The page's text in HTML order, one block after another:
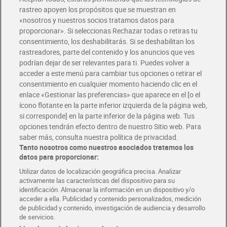
Glovo y Uber Eats
Solicita tu factura de Glovo o Uber Eats
Únete al CLUB Dia
Disfruta las ventajas y ofertas exclusivas.
Descárgate la APP Dia
Folletos y Tiendas
Descubre las mejores ofertas y busca tu tienda más cercana
Tarjeta MaX Dia
Te devuelve hasta 8€/mes de tus compras.
¡Solicita tu tarjeta de crédito aquí!
COMER MEJOR CADA DIA
COLABORA CON DIA ABRE TU TIENDA DIA CORPORATE
rastreo apoyen los propósitos que se muestran en
«nosotros y nuestros socios tratamos datos para
proporcionar». Si seleccionas Rechazar todas o retiras tu
consentimiento, los deshabilitarás. Si se deshabilitan los
rastreadores, parte del contenido y los anuncios que ves
podrían dejar de ser relevantes para ti. Puedes volver a
acceder a este menú para cambiar tus opciones o retirar el
consentimiento en cualquier momento haciendo clic en el
enlace «Gestionar las preferencias» que aparece en el [o el
ícono flotante en la parte inferior izquierda de la página web,
si corresponde] en la parte inferior de la página web. Tus
opciones tendrán efecto dentro de nuestro Sitio web. Para
saber más, consulta nuestra política de privacidad.
Tanto nosotros como nuestros asociados tratamos los
datos para proporcionar:
Utilizar datos de localización geográfica precisa. Analizar
activamente las características del dispositivo para su
identificación. Almacenar la información en un dispositivo y/o
acceder a ella. Publicidad y contenido personalizados, medición
de publicidad y contenido, investigación de audiencia y desarrollo
de servicios.